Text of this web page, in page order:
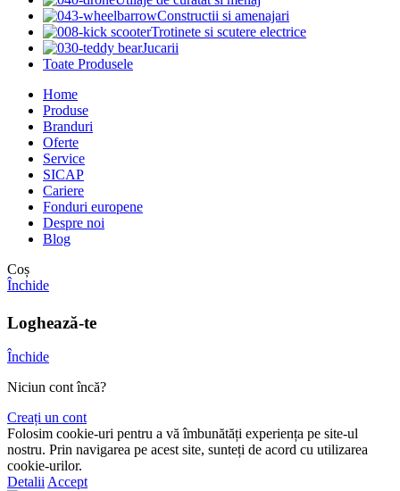
Constructii si amenajari
Trotinete si scutere electrice
Jucarii
Toate Produsele
Home
Produse
Branduri
Oferte
Service
SICAP
Cariere
Fonduri europene
Despre noi
Blog
Coș
Închide
Loghează-te
Închide
Niciun cont încă?
Creați un cont
Folosim cookie-uri pentru a vă îmbunătăți experiența pe site-ul
nostru. Prin navigarea pe acest site, sunteți de acord cu utilizarea
cookie-urilor.
Detalii Accept